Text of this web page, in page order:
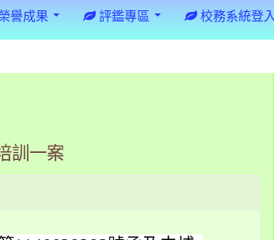
譽成果 評鑑專區 校務系統登入
訓一案